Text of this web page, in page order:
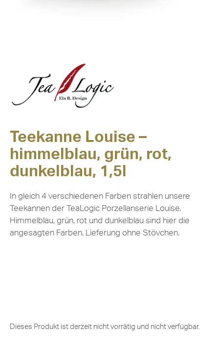
Teekanne Louise –
himmelblau, grün, rot,
dunkelblau, 1,5l
In gleich 4 verschiedenen Farben strahlen unsere
Teekannen der TeaLogic Porzellanserie Louise.
Himmelblau, grün, rot und dunkelblau sind hier die
angesagten Farben. Lieferung ohne Stövchen.
Dieses Produkt ist derzeit nicht vorrätig und nicht verfügbar.